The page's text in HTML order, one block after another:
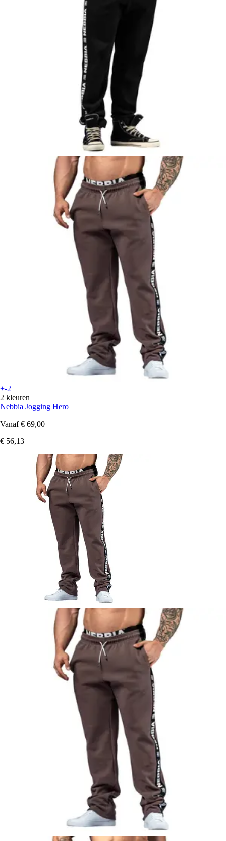
+-2
2 kleuren
Nebbia Jogging Hero
Vanaf € 69,00
€ 56,13